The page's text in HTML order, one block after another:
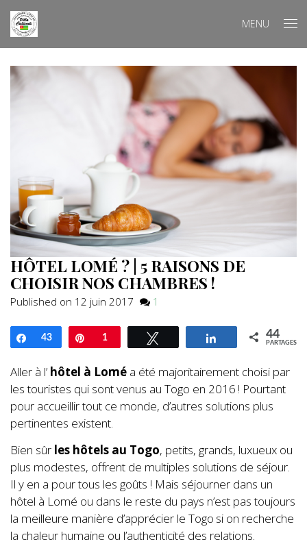
MENU
HÔTEL LOMÉ ? | 5 RAISONS DE
CHOISIR NOS CHAMBRES !
Published on 12 juin 2017 1
Partagez
43 Enregistrer
1 Partagez 44
PARTAGES
Aller à l’ hôtel à Lomé a été majoritairement choisi par
les touristes qui sont venus au Togo en 2016 ! Pourtant
pour accueillir tout ce monde, d’autres solutions plus
pertinentes existent.
Bien sûr les hôtels au Togo, petits, grands, luxueux ou
plus modestes, offrent de multiples solutions de séjour.
Il y en a pour tous les goûts ! Mais séjourner dans un
hôtel à Lomé ou dans le reste du pays n’est pas toujours
la meilleure manière d’apprécier le Togo si on recherche
la chaleur humaine ou l’authenticité des relations.